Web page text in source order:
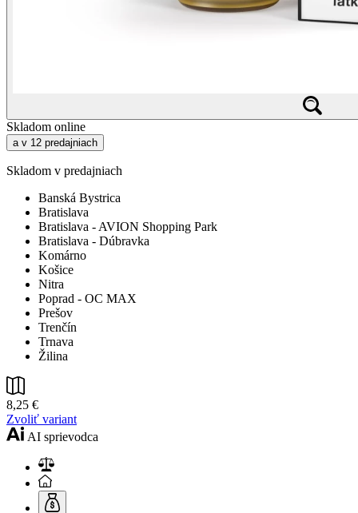
Skladom online
a v 12 predajniach
Skladom v predajniach
Banská Bystrica
Bratislava
Bratislava - AVION Shopping Park
Bratislava - Dúbravka
Komárno
Košice
Nitra
Poprad - OC MAX
Prešov
Trenčín
Trnava
Žilina
8,25 €
Zvoliť variant
AI sprievodca